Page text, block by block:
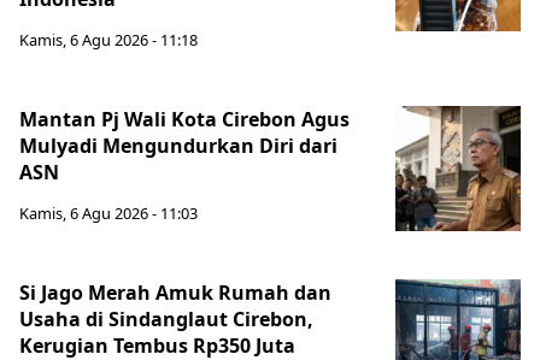
Kamis, 6 Agu 2026 - 11:18
Mantan Pj Wali Kota Cirebon Agus
Mulyadi Mengundurkan Diri dari
ASN
Kamis, 6 Agu 2026 - 11:03
Si Jago Merah Amuk Rumah dan
Usaha di Sindanglaut Cirebon,
Kerugian Tembus Rp350 Juta